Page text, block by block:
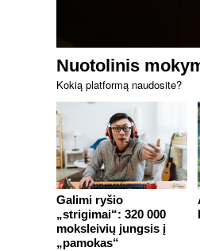
Nuotolinis
Kokią platformą naudosite?
Galimi ryšio
„strigimai“: 320 000
moksleivių jungsis į
„pamokas“